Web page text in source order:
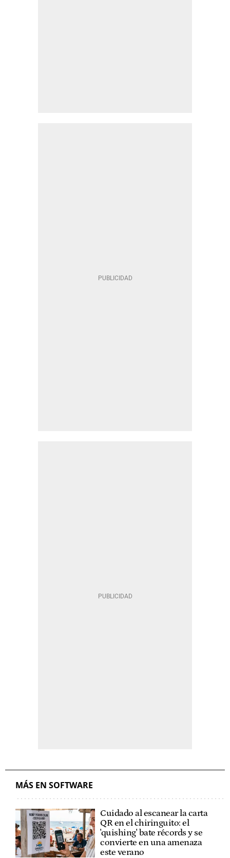
MÁS EN SOFTWARE
Cuidado al escanear la carta
QR en el chiringuito: el
'quishing' bate récords y se
convierte en una amenaza
este verano